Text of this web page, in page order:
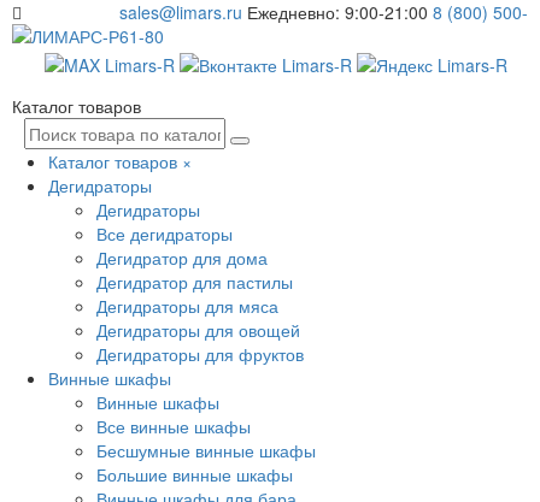
sales@limars.ru Ежедневно: 9:00-21:00 8 (800) 500-
61-80
Каталог товаров
Каталог товаров ×
Дегидраторы
Дегидраторы
Все дегидраторы
Дегидратор для дома
Дегидратор для пастилы
Дегидраторы для мяса
Дегидраторы для овощей
Дегидраторы для фруктов
Винные шкафы
Винные шкафы
Все винные шкафы
Бесшумные винные шкафы
Большие винные шкафы